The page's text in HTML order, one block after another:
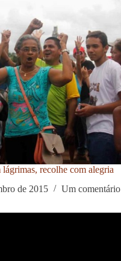
recolhe com alegria
de 2015
Um comentário